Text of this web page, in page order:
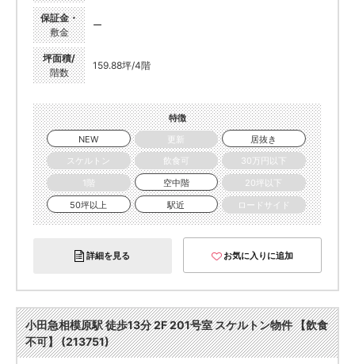
保証金・
敷金
ー
坪面積/
階数
159.88坪/4階
特徴
NEW
更新
居抜き
スケルトン
飲食可
30万円以下
1階
空中階
20坪以下
50坪以上
駅近 ロードサイド
詳細を見る お気に入りに追加
小田急相模原駅 徒歩13分 2F 201号室 スケルトン物件 【飲食
不可】 (213751)